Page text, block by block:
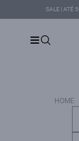
SALE | ATÉ
HOME